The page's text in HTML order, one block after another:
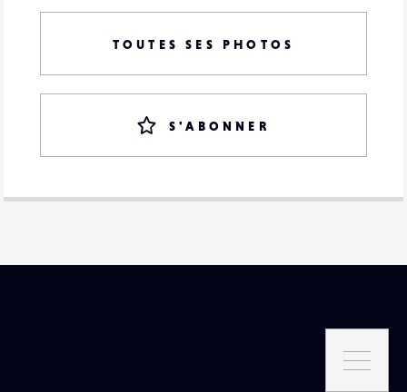
TOUTES SES PHOTOS
S'ABONNER